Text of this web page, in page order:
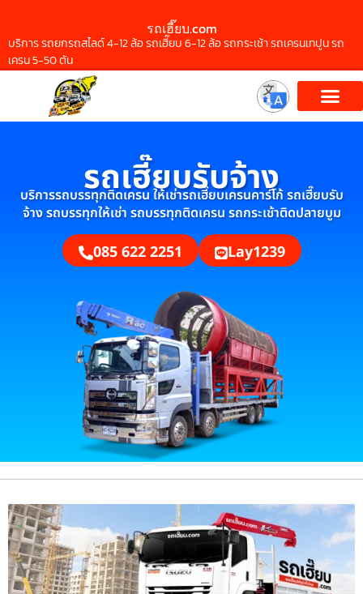
รถเฮี๊ยบ.com
บริการ รถยกรถสไลด์ 4-12 ล้อ รถเฮี๊ยบ 6-12 ล้อ รถกระเช้า รถเครนเทปูน รถ
เครน 5-50 ตัน
รถเฮี๊ยบรับจ้าง
บริการรถบรรทุกติดเครน ให้เช่ารถเฮี๊ยบเครนคาร์โก้ รถเฮี๊ยบรับ
จ้าง รถบรรทุกให้เช่า รถบรรทุกติดเครน รถกระเช้าติดปลายบูม
085 622 2251 Lay1239